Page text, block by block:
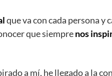
que va con cada persona y
que siemprenos
a mí, he llegado a la